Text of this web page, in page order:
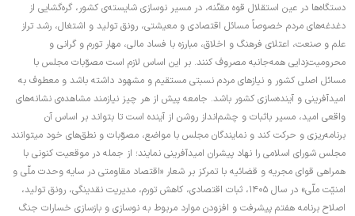
دستگاه‌ها در عین استقلال قوه مقنّنه، در مسیر نوسازی شایسته‌ی کشور، گره‌گشایی از
دغدغه‌های مردم خصوصاً مسائل اقتصادی و معیشتی، رونق تولید و اشتغال، رشد تراز
علم و صنعت، اعتلای فرهنگ و اخلاق، مبارزه با فساد مالی، مهار تورم و گرانی و
محرومیت‌زدایی همه‌جانبه مصروف کنند. بر این اساس لازم است مصوّبات مجلس با
مسائل اصلی کشور و نیاز‌های مردم نسبتی مستقیم و مشهود داشته باشد و معطوف به
امیدآفرینی و آینده‌سازی کشور باشد. جامعه پیش از هر چیز نیازمند مشاهده‌ی نشانه‌های
واقعی امید، مسیر باثبات و چشم‌انداز روشن از آینده است تا بتواند بر اساس آن
برنامه‌ریزی و حرکت کند و نمایندگان مجلس با مواضع، مصوّبات و نطق‌های خود میتوانند
مجلس شورای اسلامی را نهاد پیشران امیدآفرینی نمایند؛ از جمله در موقعیت کنونی با
همراهی قوای مجریه و قضائیه با تمرکز بر شعار «اقتصاد مقاومتی در سایه وحدت ملّی و
امنیّت ملّی» در سال ۱۴۰۵، ثبات اقتصادی، کاهش تورم، مدیریت نقدینگی، رونق تولید،
اصلاح برنامه هفتم پیشرفت و افزودن موارد مربوط به نوسازی و بازسازی خسارات جنگ